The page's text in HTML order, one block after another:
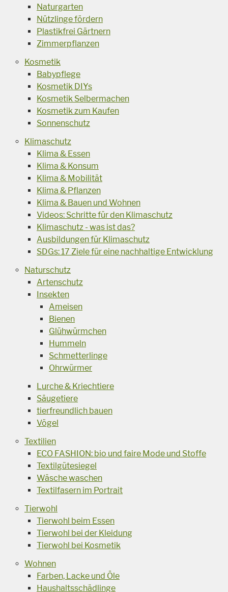
Naturgarten
Nützlinge fördern
Plastikfrei Gärtnern
Zimmerpflanzen
Kosmetik
Babypflege
Kosmetik DIYs
Kosmetik Selbermachen
Kosmetik zum Kaufen
Sonnenschutz
Klimaschutz
Klima & Essen
Klima & Konsum
Klima & Mobilität
Klima & Pflanzen
Klima & Bauen und Wohnen
Videos: Schritte für den Klimaschutz
Klimaschutz - was ist das?
Ausbildungen für Klimaschutz
SDGs: 17 Ziele für eine nachhaltige Entwicklung
Naturschutz
Artenschutz
Insekten
Ameisen
Bienen
Glühwürmchen
Hummeln
Schmetterlinge
Ohrwürmer
Lurche & Kriechtiere
Säugetiere
tierfreundlich bauen
Vögel
Textilien
ECO FASHION: bio und faire Mode und Stoffe
Textilgütesiegel
Wäsche waschen
Textilfasern im Portrait
Tierwohl
Tierwohl beim Essen
Tierwohl bei der Kleidung
Tierwohl bei Kosmetik
Wohnen
Farben, Lacke und Öle
Haushaltsschädlinge